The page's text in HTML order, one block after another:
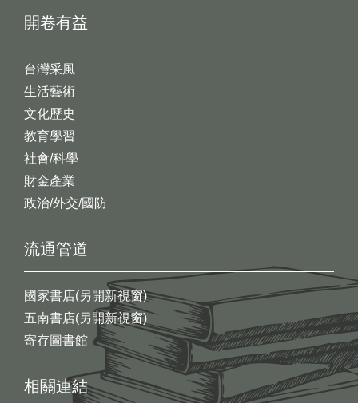
開卷有益
台灣采風
生活藝術
文化歷史
教育學習
社會/科學
財金產業
政治/外交/國防
流通管道
國家書店(另開新視窗)
五南書店(另開新視窗)
寄存圖書館
相關連結